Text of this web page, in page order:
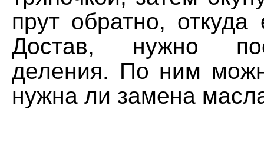
прут обратно, откуда
Достав, нужно
деления. По ним
нужна ли замена